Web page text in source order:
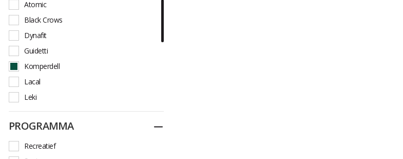
Atomic
Black Crows
Dynafit
Guidetti
Komperdell
Lacal
Leki
Line
Movement
Salomon
PROGRAMMA Dichtplooien
Recreatief